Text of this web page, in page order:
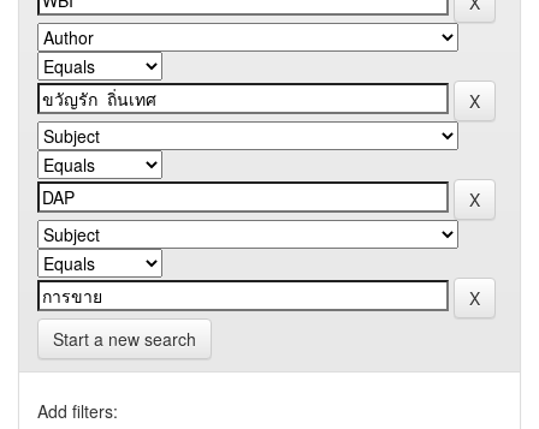
Start a new search
Add filters: